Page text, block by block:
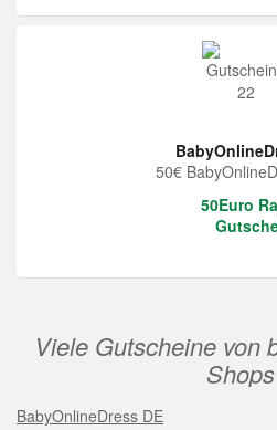
50€
50Euro
Viele Gutscheine von
Shops
BabyOnlineDress DE